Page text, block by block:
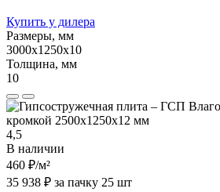
Купить у дилера
Размеры, мм
3000х1250х10
Толщина, мм
10
4,5
В наличии
460 ₽/м²
35 938 ₽ за пачку 25 шт